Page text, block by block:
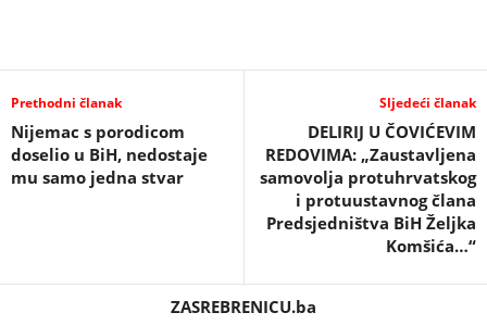
Prethodni članak
Nijemac s porodicom
doselio u BiH, nedostaje
mu samo jedna stvar
Sljedeći članak
DELIRIJ U ČOVIĆEVIM
REDOVIMA: „Zaustavljena
samovolja protuhrvatskog
i protuustavnog člana
Predsjedništva BiH Željka
Komšića…“
ZASREBRENICU.ba